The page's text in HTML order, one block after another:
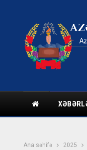
Ana səhifə 2025